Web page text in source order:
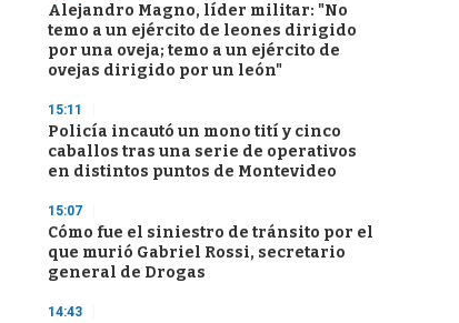
Alejandro Magno, líder militar: "No
temo a un ejército de leones dirigido
por una oveja; temo a un ejército de
ovejas dirigido por un león"
15:11
Policía incautó un mono tití y cinco
caballos tras una serie de operativos
en distintos puntos de Montevideo
15:07
Cómo fue el siniestro de tránsito por el
que murió Gabriel Rossi, secretario
general de Drogas
14:43